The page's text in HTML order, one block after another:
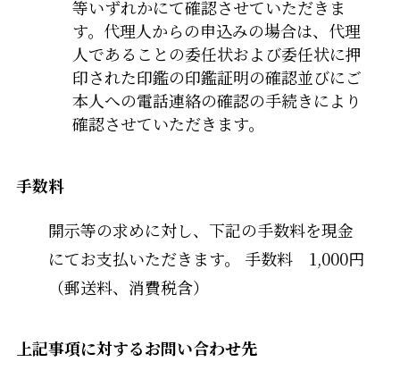
等いずれかにて確認させていただきま
す。代理人からの申込みの場合は、代理
人であることの委任状および委任状に押
印された印鑑の印鑑証明の確認並びにご
本人への電話連絡の確認の手続きにより
確認させていただきます。
手数料
開示等の求めに対し、下記の手数料を現金
にてお支払いただきます。 手数料 1,000円
（郵送料、消費税含）
上記事項に対するお問い合わせ先